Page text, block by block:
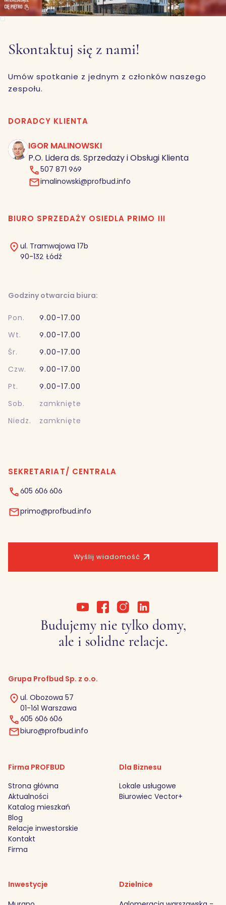
Skontaktuj się z nami!
Umów spotkanie z jednym z członków naszego
zespołu.
DORADCY KLIENTA
IM
IGOR MALINOWSKI
P.O. Lidera ds. Sprzedaży i Obsługi Klienta
507 871 969
imalinowski@profbud.info
Wyślij wiadomość
BIURO SPRZEDAŻY OSIEDLA PRIMO III
ul. Tramwajowa 17b
90-132 Łódź
Godziny otwarcia biura:
Pon.
9.00-17.00
Wt.
9.00-17.00
Śr.
9.00-17.00
Czw.
9.00-17.00
Pt.
9.00-17.00
Sob.
zamknięte
Niedz.
zamknięte
SEKRETARIAT/ CENTRALA
605 606 606
primo@profbud.info
Budujemy nie tylko domy,
ale i solidne relacje.
Grupa Profbud Sp. z o.o.
ul. Obozowa 57
01-161 Warszawa
605 606 606
biuro@profbud.info
Firma PROFBUD
Strona główna
Aktualności
Katalog mieszkań
Blog
Relacje inwestorskie
Kontakt
Firma
Dla Biznesu
Lokale usługowe
Biurowiec Vector+
Inwestycje
Dzielnice